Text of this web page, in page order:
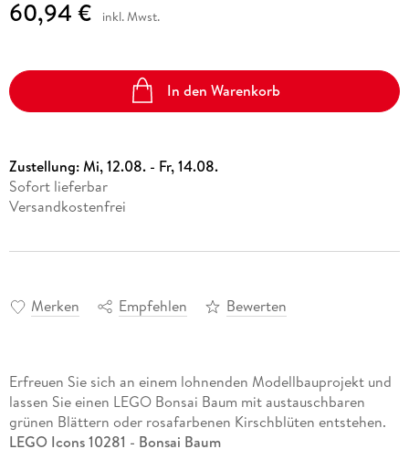
60,94 € inkl. Mwst.
In den Warenkorb
Zustellung:Mi, 12.08. - Fr, 14.08.
Sofort lieferbar
Versandkostenfrei
Merken Empfehlen Bewerten
Erfreuen Sie sich an einem lohnenden Modellbauprojekt und
lassen Sie einen LEGO Bonsai Baum mit austauschbaren
grünen Blättern oder rosafarbenen Kirschblüten entstehen.
LEGO Icons 10281 - Bonsai Baum